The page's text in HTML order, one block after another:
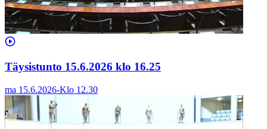
Täysistunto 15.6.2026 klo 16.25
ma 15.6.2026-Klo 12.30